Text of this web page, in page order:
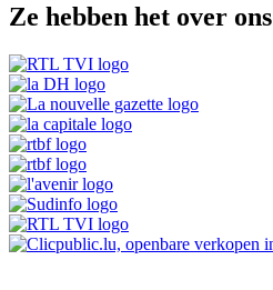
Ze hebben het over ons